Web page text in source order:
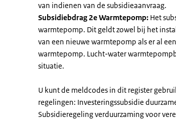
van indienen van de subsidieaanvraag.
Subsidiebdrag 2e Warmtepomp: Het
warmtepomp. Dit geldt zowel bij het
van een nieuwe warmtepomp als er al
warmtepomp. Lucht-water
situatie.
U kunt de meldcodes in dit register
regelingen: Investeringssubsidie
Subsidieregeling verduurzaming voor